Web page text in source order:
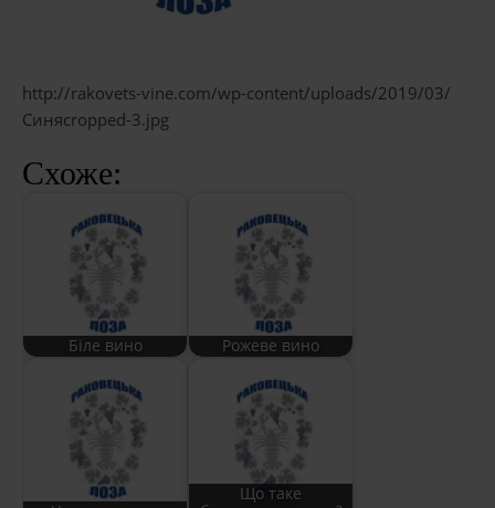
http://rakovets-vine.com/wp-content/uploads/2019/03/
Синяcropped-3.jpg
Схоже:
Біле вино Рожеве вино
Що таке